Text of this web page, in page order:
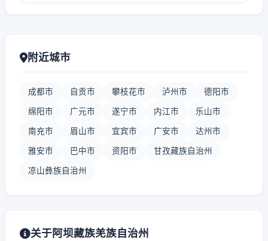
附近城市
成都市 自贡市 攀枝花市 泸州市 德阳市
绵阳市 广元市 遂宁市 内江市 乐山市
南充市 眉山市 宜宾市 广安市 达州市
雅安市 巴中市 资阳市 甘孜藏族自治州
凉山彝族自治州
关于阿坝藏族羌族自治州